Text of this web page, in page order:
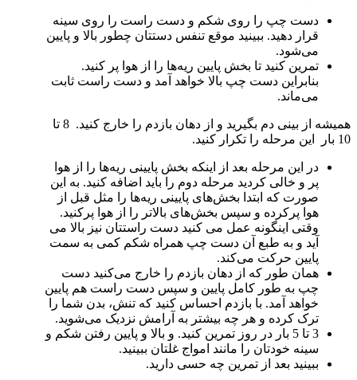
دست چپ را روی شکم و دست راست را روی سینه
قرار دهید. ببینید موقع تنفس دستتان چطور بالا و پایین
می‌شود.
تمرین کنید تا بخش پایین ریه‌ها را از هوا پر کنید.
بنابراین دست چپ بالا خواهد آمد و دست راست ثابت
می‌ماند.
همیشه از بینی دم بگیرید و از دهان بازدم را خارج کنید. 8 تا
10 بار این مرحله را تکرار کنید.
در این مرحله بعد از اینکه بخش پایینی ریه‌ها را از هوا
پر و خالی کردید مرحله دوم را باید اضافه کنید. به این
صورت که ابتدا بخش‌های پایینی ریه‌ها را مثل قبل از
هوا پرکرده و سپس بخش‌های بالاتر را از هوا پرکنید.
وقتی اینگونه عمل می کنید دست راستتان نیز بالا می
آید و به طبع آن دست چپ همراه شکم کمی به سمت
پایین حرکت می‌کند.
همان طور که از دهان بازدم را خارج می‌کنید دست
چپ به طور کامل پایین و سپس دست راست هم پایین
خواهد آمد. با بازدم احساس کنید که تنش، بدن شما را
ترک کرده و هر چه بیشتر به آرامش نزدیک می‌شوید.
3 تا 5 بار در روز تمرین کنید. و بالا و پایین رفتن شکم و
سینه خودتان را مانند امواج غلتان ببینید.
ببینید بعد از تمرین چه حسی دارید.